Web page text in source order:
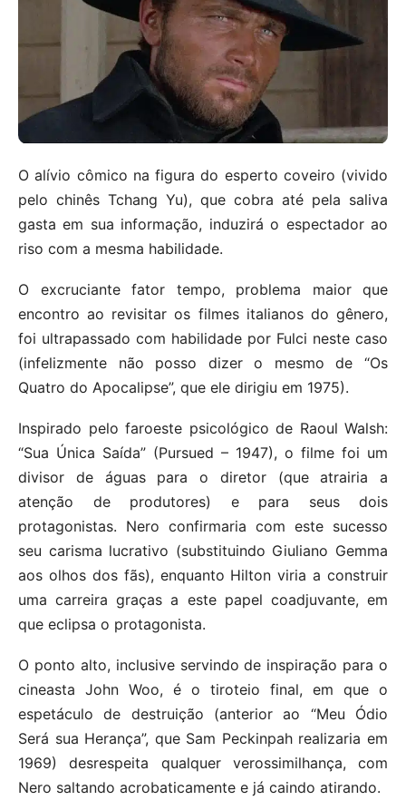
O alívio cômico na figura do esperto coveiro (vivido
pelo chinês Tchang Yu), que cobra até pela saliva
gasta em sua informação, induzirá o espectador ao
riso com a mesma habilidade.
O excruciante fator tempo, problema maior que
encontro ao revisitar os filmes italianos do gênero,
foi ultrapassado com habilidade por Fulci neste caso
(infelizmente não posso dizer o mesmo de “Os
Quatro do Apocalipse”, que ele dirigiu em 1975).
Inspirado pelo faroeste psicológico de Raoul Walsh:
“Sua Única Saída” (Pursued – 1947), o filme foi um
divisor de águas para o diretor (que atrairia a
atenção de produtores) e para seus dois
protagonistas. Nero confirmaria com este sucesso
seu carisma lucrativo (substituindo Giuliano Gemma
aos olhos dos fãs), enquanto Hilton viria a construir
uma carreira graças a este papel coadjuvante, em
que eclipsa o protagonista.
O ponto alto, inclusive servindo de inspiração para o
cineasta John Woo, é o tiroteio final, em que o
espetáculo de destruição (anterior ao “Meu Ódio
Será sua Herança”, que Sam Peckinpah realizaria em
1969) desrespeita qualquer verossimilhança, com
Nero saltando acrobaticamente e já caindo atirando.